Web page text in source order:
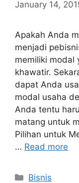
January 14,
Apakah Anda
menjadi
memiliki modal
khawatir.
dapat Anda
modal usaha
Anda tentu
matang untuk
Pilihan untuk
… Read more
Categories
Bisnis